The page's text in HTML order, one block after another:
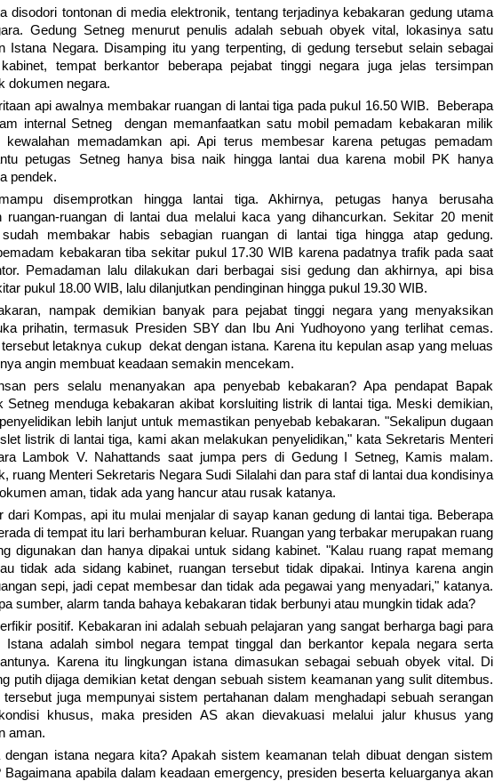
disodori tontonan di media elektronik, tentang terjadinya kebakaran gedung utama
Gedung Setneg menurut penulis adalah sebuah obyek vital, lokasinya satu
Istana Negara. Disamping itu yang terpenting, di gedung tersebut selain sebagai
tempat berkantor beberapa pejabat tinggi negara juga jelas tersimpan
dokumen negara.
api awalnya membakar ruangan di lantai tiga pada pukul 16.50 WIB. Beberapa
internal Setneg dengan memanfaatkan satu mobil pemadam kebakaran milik
kewalahan memadamkan api. Api terus membesar karena petugas pemadam
petugas Setneg hanya bisa naik hingga lantai dua karena mobil PK hanya
pendek.
disemprotkan hingga lantai tiga. Akhirnya, petugas hanya berusaha
ruangan-ruangan di lantai dua melalui kaca yang dihancurkan. Sekitar 20 menit
membakar habis sebagian ruangan di lantai tiga hingga atap gedung.
kebakaran tiba sekitar pukul 17.30 WIB karena padatnya trafik pada saat
Pemadaman lalu dilakukan dari berbagai sisi gedung dan akhirnya, api bisa
pukul 18.00 WIB, lalu dilanjutkan pendinginan hingga pukul 19.30 WIB.
nampak demikian banyak para pejabat tinggi negara yang menyaksikan
prihatin, termasuk Presiden SBY dan Ibu Ani Yudhoyono yang terlihat cemas.
letaknya cukup dekat dengan istana. Karena itu kepulan asap yang meluas
angin membuat keadaan semakin mencekam.
pers selalu menanyakan apa penyebab kebakaran? Apa pendapat Bapak
Setneg menduga kebakaran akibat korsluiting listrik di lantai tiga. Meski demikian,
lebih lanjut untuk memastikan penyebab kebakaran. "Sekalipun dugaan
listrik di lantai tiga, kami akan melakukan penyelidikan," kata Sekretaris Menteri
Lambok V. Nahattands saat jumpa pers di Gedung I Setneg, Kamis malam.
ruang Menteri Sekretaris Negara Sudi Silalahi dan para staf di lantai dua kondisinya
aman, tidak ada yang hancur atau rusak katanya.
dari Kompas, api itu mulai menjalar di sayap kanan gedung di lantai tiga. Beberapa
di tempat itu lari berhamburan keluar. Ruangan yang terbakar merupakan ruang
digunakan dan hanya dipakai untuk sidang kabinet. "Kalau ruang rapat memang
tidak ada sidang kabinet, ruangan tersebut tidak dipakai. Intinya karena angin
sepi, jadi cepat membesar dan tidak ada pegawai yang menyadari," katanya.
sumber, alarm tanda bahaya kebakaran tidak berbunyi atau mungkin tidak ada?
positif. Kebakaran ini adalah sebuah pelajaran yang sangat berharga bagi para
Istana adalah simbol negara tempat tinggal dan berkantor kepala negara serta
Karena itu lingkungan istana dimasukan sebagai sebuah obyek vital. Di
putih dijaga demikian ketat dengan sebuah sistem keamanan yang sulit ditembus.
tersebut juga mempunyai sistem pertahanan dalam menghadapi sebuah serangan
khusus, maka presiden AS akan dievakuasi melalui jalur khusus yang
aman.
dengan istana negara kita? Apakah sistem keamanan telah dibuat dengan sistem
apabila dalam keadaan emergency, presiden beserta keluarganya akan